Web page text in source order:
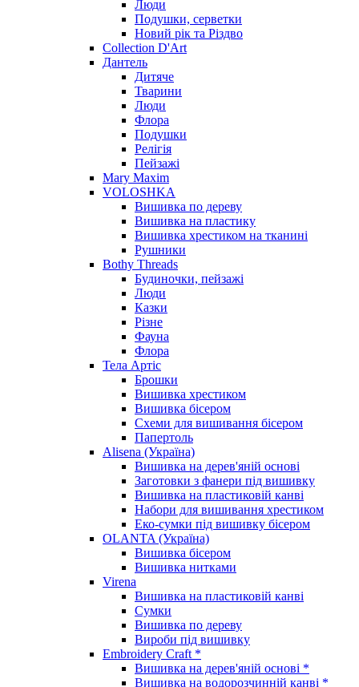
Люди
Подушки, серветки
Новий рік та Різдво
Collection D'Art
Дантель
Дитяче
Тварини
Люди
Флора
Подушки
Релігія
Пейзажі
Mary Maxim
VOLOSHKA
Вишивка по дереву
Вишивка на пластику
Вишивка хрестиком на тканині
Рушники
Bothy Threads
Будиночки, пейзажі
Люди
Казки
Різне
Фауна
Флора
Тела Артіс
Брошки
Вишивка хрестиком
Вишивка бісером
Схеми для вишивання бісером
Папертоль
Alisena (Україна)
Вишивка на дерев'яній основі
Заготовки з фанери під вишивку
Вишивка на пластиковій канві
Набори для вишивання хрестиком
Еко-сумки під вишивку бісером
OLANTA (Україна)
Вишивка бісером
Вишивка нитками
Virena
Вишивка на пластиковій канві
Сумки
Вишивка по дереву
Вироби під вишивку
Embroidery Craft *
Вишивка на дерев'яній основі *
Вишивка на водорозчинній канві *